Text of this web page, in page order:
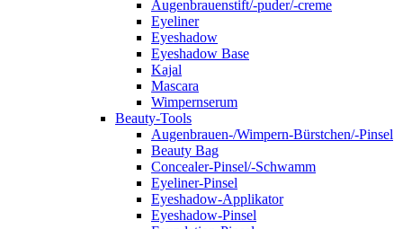
Augenbrauenstift/-puder/-creme
Eyeliner
Eyeshadow
Eyeshadow Base
Kajal
Mascara
Wimpernserum
Beauty-Tools
Augenbrauen-/Wimpern-Bürstchen/-Pinsel
Beauty Bag
Concealer-Pinsel/-Schwamm
Eyeliner-Pinsel
Eyeshadow-Applikator
Eyeshadow-Pinsel